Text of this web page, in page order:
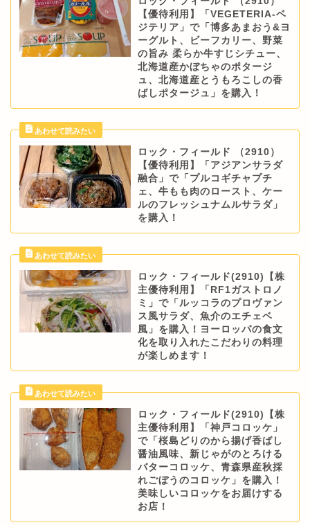
【優待利用】「VEGETERIA-ベ
ジテリア」で「博多あまおう&ヨ
ーグルト、ビーフカリー、野菜
の旨み 柔らか牛すじシチュー、
北海道産かぼちゃのポタージ
ュ、北海道産とうもろこしの香
ばしポタージュ」を購入！
ロック・フィールド （2910）
【優待利用】「アジアンサラダ
融合」で「プルコギチャプチ
ェ、牛もも肉のロースト、ケー
ルのフレッシュナムルサラダ」
を購入！
ロック・フィールド(2910)【株
主優待利用】「RF1ガストロノ
ミ」で「ルッコラのプロヴァン
ス風サラダ、魚介のエチェベ
風」を購入！ヨーロッパの食文
化を取り入れたこだわりの料理
が楽しめます！
ロック・フィールド(2910)【株
主優待利用】「神戸コロッケ」
で「桜島どりのから揚げ香ばし
醤油風味、新じゃがのとろける
バターコロッケ、青森県産秋採
れごぼうのコロッケ」を購入！
美味しいコロッケをお届けする
お店！